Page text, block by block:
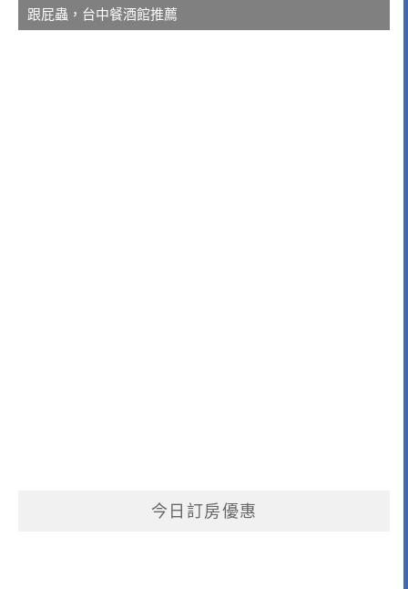
跟屁蟲，台中餐酒館推薦
今日訂房優惠